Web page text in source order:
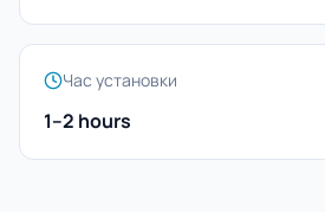
Час установки
1–2 hours